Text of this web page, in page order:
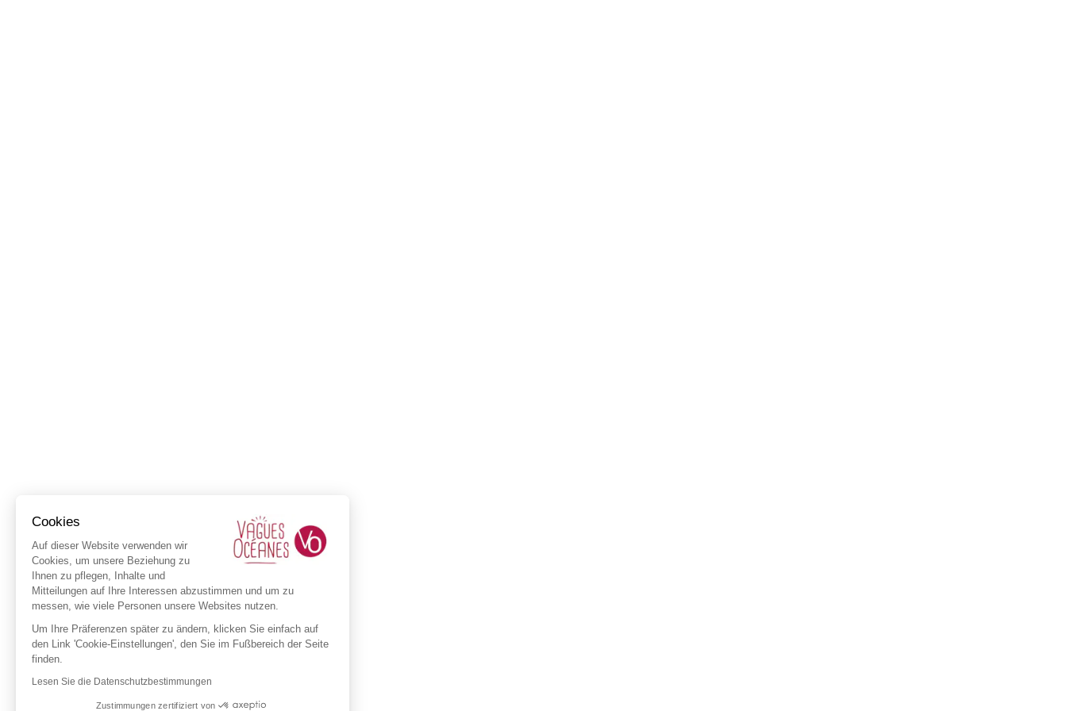
Cookies
Auf dieser Website verwenden wir
Cookies, um unsere Beziehung zu
Ihnen zu pflegen, Inhalte und
Mitteilungen auf Ihre Interessen abzustimmen und um zu
messen, wie viele Personen unsere Websites nutzen.
Um Ihre Präferenzen später zu ändern, klicken Sie einfach auf
den Link 'Cookie-Einstellungen', den Sie im Fußbereich der Seite
finden.
Lesen Sie die Datenschutzbestimmungen
Zustimmungen zertifiziert von